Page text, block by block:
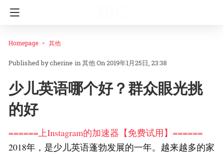
Homepage 其他
cherine in其他On 2019年1月25日, 23:38
少儿英语哪个好？群众眼光挑
的好
======上Instagram的加速器【免费试用】======
2018年，是少儿英语蓬勃发展的一年。越来越多的家